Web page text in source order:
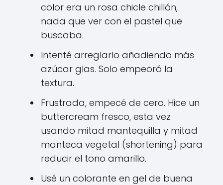
color era un rosa chicle chillón,
nada que ver con el pastel que
buscaba.
Intenté arreglarlo añadiendo más
azúcar glas. Solo empeoró la
textura.
Frustrada, empecé de cero. Hice un
buttercream fresco, esta vez
usando mitad mantequilla y mitad
manteca vegetal (shortening) para
reducir el tono amarillo.
Usé un colorante en gel de buena